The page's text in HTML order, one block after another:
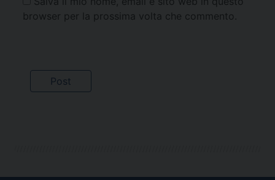
browser per la prossima volta che commento.